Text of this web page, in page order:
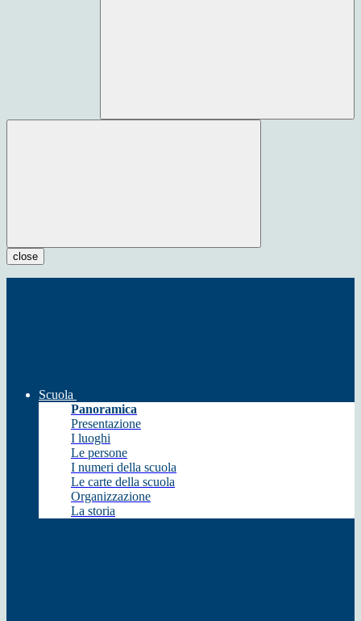
close
Scuola
Panoramica
Presentazione
I luoghi
Le persone
I numeri della scuola
Le carte della scuola
Organizzazione
La storia